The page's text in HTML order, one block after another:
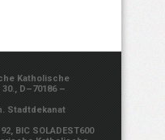
Katholische
D–70186 –
Stadtdekanat
BIC SOLADEST600